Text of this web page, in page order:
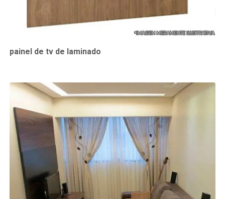
painel de tv de laminado